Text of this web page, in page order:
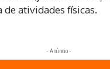
de atividades físicas.
- Anúncio -